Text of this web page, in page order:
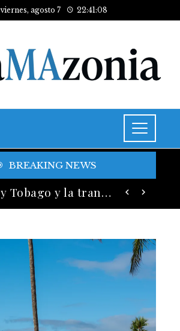
viernes, agosto 7 22:41:10
BREAKING NEWS
Trinidad y Tobago y la transición energética con enfoque en justicia social y desarrollo sostenible